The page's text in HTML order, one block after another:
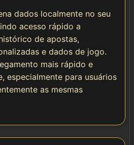
dados localmente no seu
acesso rápido a
de apostas,
e dados de jogo.
mais rápido e
especialmente para usuários
as mesmas